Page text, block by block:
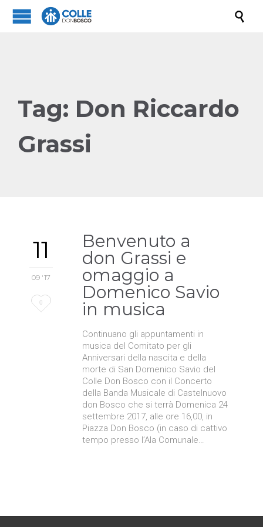

Tag: Don Riccardo
Grassi
11
09 '17
Love
0
Benvenuto a
don Grassi e
omaggio a
Domenico Savio
in musica
Continuano gli appuntamenti in
musica del Comitato per gli
Anniversari della nascita e della
morte di San Domenico Savio del
Colle Don Bosco con il Concerto
della Banda Musicale di Castelnuovo
don Bosco che si terrà Domenica 24
settembre 2017, alle ore 16,00, in
Piazza Don Bosco (in caso di cattivo
tempo presso l’Ala Comunale…